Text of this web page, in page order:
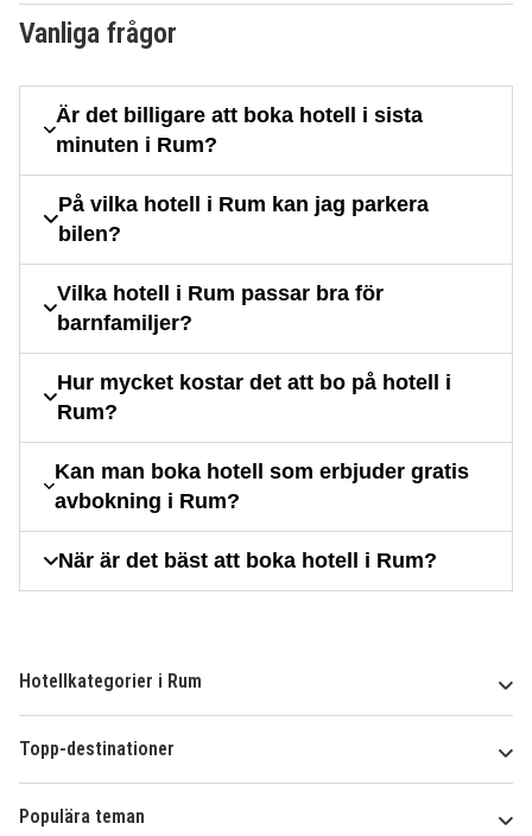
Vanliga frågor
Är det billigare att boka hotell i sista
minuten i Rum?
På vilka hotell i Rum kan jag parkera
bilen?
Vilka hotell i Rum passar bra för
barnfamiljer?
Hur mycket kostar det att bo på hotell i
Rum?
Kan man boka hotell som erbjuder gratis
avbokning i Rum?
När är det bäst att boka hotell i Rum?
Hotellkategorier i Rum
Topp-destinationer
Populära teman